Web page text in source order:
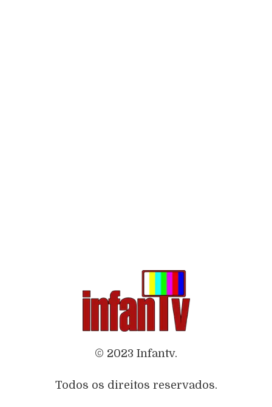
© 2023 Infantv.
Todos os direitos reservados.